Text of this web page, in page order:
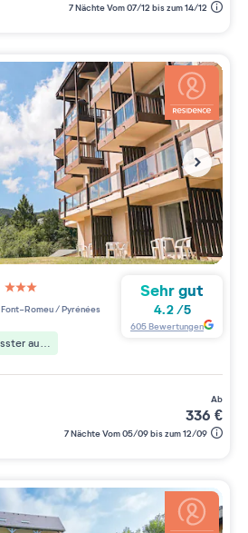
7 Nächte Vom 07/12 bis zum 14/12
3 étoiles sur 5
Font-Romeu / Pyrénées
Verantwortungsbewusster aufenthalt
Sehr gut
4.2 /5
605Bewertungen
ab
336 €
7 Nächte Vom 05/09 bis zum 12/09